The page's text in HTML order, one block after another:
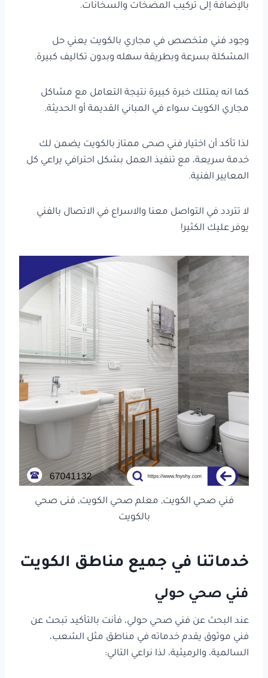
بالإضافة إلى تركيب المضخات والسخانات.
وجود فني متخصص في مجاري بالكويت يعني حل
المشكلة بسرعة وبطريقة سهله وبدون تكاليف كبيرة.
كما انه يمتلك خبرة كبيرة نتيجة التعامل مع مشاكل
مجاري الكويت سواء في المباني القديمة أو الحديثة.
لذا تأكد أن اختيار فني صحى ممتاز بالكويت يضمن لك
خدمة سريعة، مع تنفيذ العمل بشكل احترافي يراعي كل
المعايير الفنية.
لا تتردد في التواصل معنا والاسراع في الاتصال بالفني
يوفر عليك الكثير!
فني صحي الكويت, معلم صحي الكويت, فنى صحي
بالكويت
خدماتنا في جميع مناطق الكويت
فني صحي حولي
عند البحث عن فني صحي حولي، فأنت بالتأكيد تبحث عن
فني موثوق يقدم خدماته في مناطق مثل الشعب،
السالمية، والرميثية، لذا نراعي التالي: